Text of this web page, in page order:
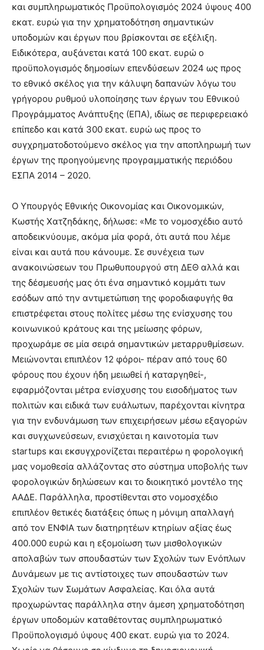
και συμπληρωματικός Προϋπολογισμός 2024 ύψους 400
εκατ. ευρώ για την χρηματοδότηση σημαντικών
υποδομών και έργων που βρίσκονται σε εξέλιξη.
Ειδικότερα, αυξάνεται κατά 100 εκατ. ευρώ ο
προϋπολογισμός δημοσίων επενδύσεων 2024 ως προς
το εθνικό σκέλος για την κάλυψη δαπανών λόγω του
γρήγορου ρυθμού υλοποίησης των έργων του Εθνικού
Προγράμματος Ανάπτυξης (ΕΠΑ), ιδίως σε περιφερειακό
επίπεδο και κατά 300 εκατ. ευρώ ως προς το
συγχρηματοδοτούμενο σκέλος για την αποπληρωμή των
έργων της προηγούμενης προγραμματικής περιόδου
ΕΣΠΑ 2014 – 2020.
Ο Υπουργός Εθνικής Οικονομίας και Οικονομικών,
Κωστής Χατζηδάκης, δήλωσε: «Με το νομοσχέδιο αυτό
αποδεικνύουμε, ακόμα μία φορά, ότι αυτά που λέμε
είναι και αυτά που κάνουμε. Σε συνέχεια των
ανακοινώσεων του Πρωθυπουργού στη ΔΕΘ αλλά και
της δέσμευσής μας ότι ένα σημαντικό κομμάτι των
εσόδων από την αντιμετώπιση της φοροδιαφυγής θα
επιστρέφεται στους πολίτες μέσω της ενίσχυσης του
κοινωνικού κράτους και της μείωσης φόρων,
προχωράμε σε μία σειρά σημαντικών μεταρρυθμίσεων.
Μειώνονται επιπλέον 12 φόροι- πέραν από τους 60
φόρους που έχουν ήδη μειωθεί ή καταργηθεί-,
εφαρμόζονται μέτρα ενίσχυσης του εισοδήματος των
πολιτών και ειδικά των ευάλωτων, παρέχονται κίνητρα
για την ενδυνάμωση των επιχειρήσεων μέσω εξαγορών
και συγχωνεύσεων, ενισχύεται η καινοτομία των
startups και εκσυγχρονίζεται περαιτέρω η φορολογική
μας νομοθεσία αλλάζοντας στο σύστημα υποβολής των
φορολογικών δηλώσεων και το διοικητικό μοντέλο της
ΑΑΔΕ. Παράλληλα, προστίθενται στο νομοσχέδιο
επιπλέον θετικές διατάξεις όπως η μόνιμη απαλλαγή
από τον ΕΝΦΙΑ των διατηρητέων κτηρίων αξίας έως
400.000 ευρώ και η εξομοίωση των μισθολογικών
απολαβών των σπουδαστών των Σχολών των Ενόπλων
Δυνάμεων με τις αντίστοιχες των σπουδαστών των
Σχολών των Σωμάτων Ασφαλείας. Και όλα αυτά
προχωρώντας παράλληλα στην άμεση χρηματοδότηση
έργων υποδομών καταθέτοντας συμπληρωματικό
Προϋπολογισμό ύψους 400 εκατ. ευρώ για το 2024.